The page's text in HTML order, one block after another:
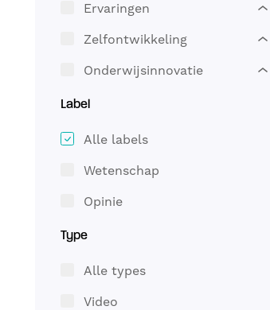
Ervaringen
Zelfontwikkeling
Onderwijsinnovatie
Label
Alle labels
Wetenschap
Opinie
Type
Alle types
Video